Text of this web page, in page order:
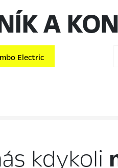
A
Electric
kdykoli